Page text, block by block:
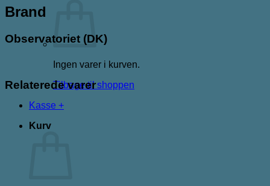
Ingen varer i kurven.
Tilbage til shoppen
Kasse +
Kurv
Brand
Observatoriet (DK)
Relaterede varer